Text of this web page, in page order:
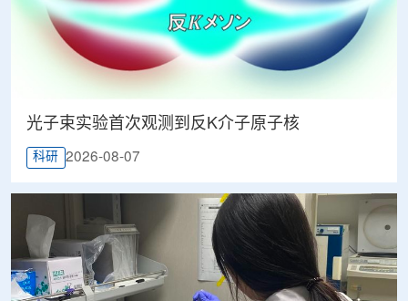
光子束实验首次观测到反K介子原子核
科研 2026-08-07